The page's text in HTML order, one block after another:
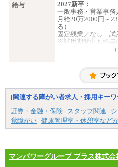
給与
2027新卒：
一般事務・営業事務
月給20万2000円～
る）
固定残業／なし 試
※試用期間中も給与
月給20万2000円～
固定残業／なし 試
[関連する障がい者求人・採用キー
証券・金融・保険
スタッフ関連
覚障がい 健康管理室・休憩室など
マンパワーグループ プラス株式会